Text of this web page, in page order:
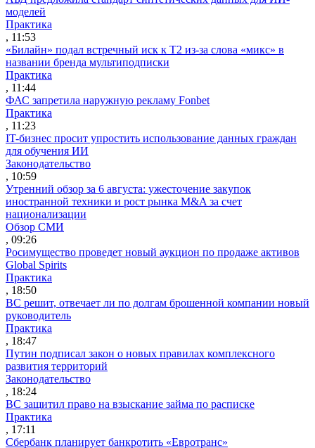
моделей
Практика
, 11:53
«Билайн» подал встречный иск к Т2 из-за слова «микс» в
названии бренда мультиподписки
Практика
, 11:44
ФАС запретила наружную рекламу Fonbet
Практика
, 11:23
IT-бизнес просит упростить использование данных граждан
для обучения ИИ
Законодательство
, 10:59
Утренний обзор за 6 августа: ужесточение закупок
иностранной техники и рост рынка M&A за счет
национализации
Обзор СМИ
, 09:26
Росимущество проведет новый аукцион по продаже активов
Global Spirits
Практика
, 18:50
ВС решит, отвечает ли по долгам брошенной компании новый
руководитель
Практика
, 18:47
Путин подписал закон о новых правилах комплексного
развития территорий
Законодательство
, 18:24
ВС защитил право на взыскание займа по расписке
Практика
, 17:11
Сбербанк планирует банкротить «Евротранс»